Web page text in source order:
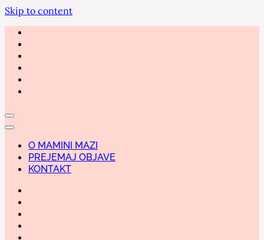
Skip to content
O MAMINI MAZI
PREJEMAJ OBJAVE
KONTAKT